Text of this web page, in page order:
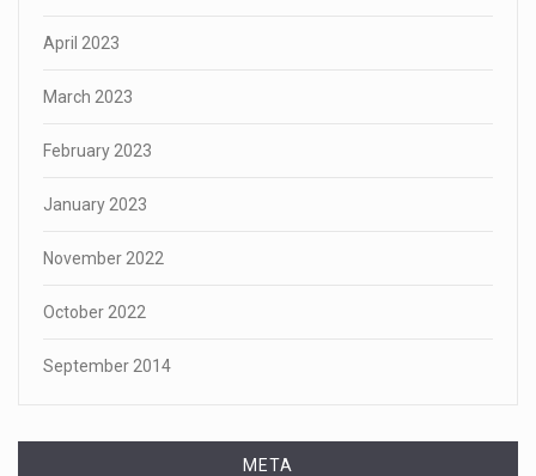
April 2023
March 2023
February 2023
January 2023
November 2022
October 2022
September 2014
META